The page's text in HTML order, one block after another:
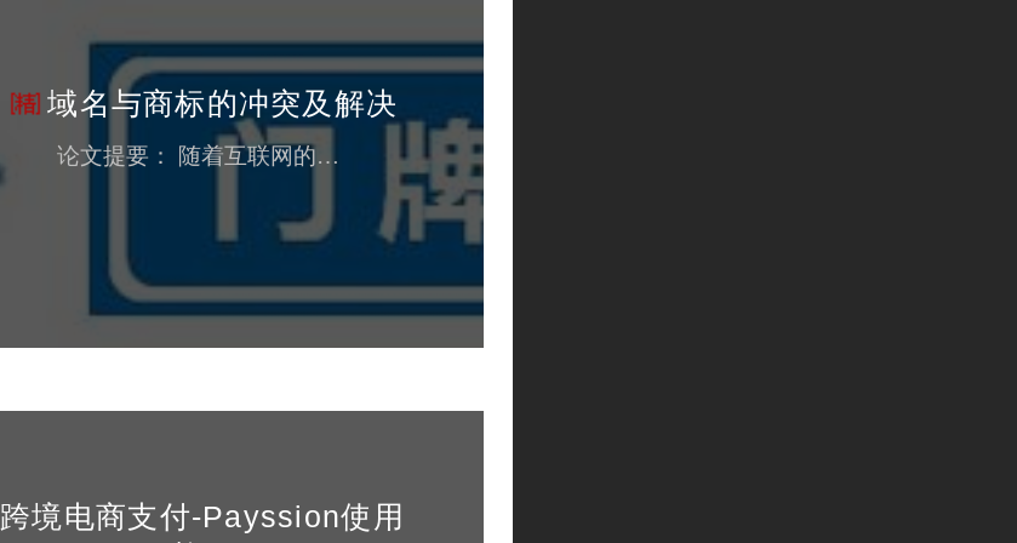
域名与商标的冲突及解决
论文提要： 随着互联网的迅速发展和广泛应用，人们的生活已经离不开互联网了。互联网的作用体现在社会生活的各个方面，域名的作用也越发显得重要了。众多企业通过建立网站来展示本企业的信息，使得域名所具有的原始技术意义被日渐淡化，其背后所蕴涵的商业识...
跨境电商支付-Payssion使用